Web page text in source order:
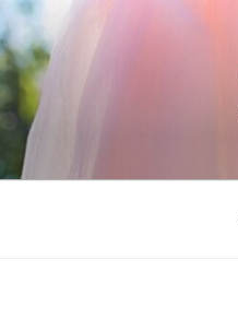
Tartalomhoz